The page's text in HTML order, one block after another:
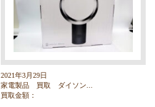
2021年3月29日
家電製品 買取 ダイソン...
買取金額：